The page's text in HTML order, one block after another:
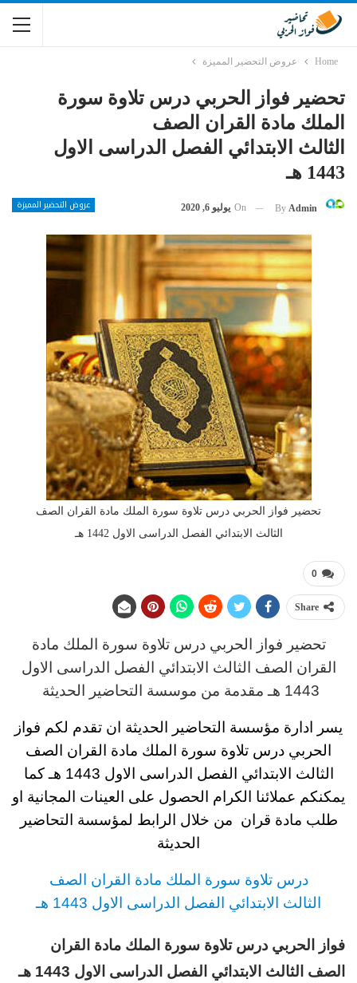
Home عروض التحضير المميزة
تحضير فواز الحربي درس تلاوة سورة
الملك مادة القران الصف
الثالث الابتدائي الفصل الدراسى الاول
1443 هـ
عروض التحضير المميزة By Admin
On يوليو 6, 2020
تحضير فواز الحربي درس تلاوة سورة الملك مادة القران الصف
الثالث الابتدائي الفصل الدراسى الاول 1442 هـ
0
Share
تحضير فواز الحربي درس تلاوة سورة الملك مادة
القران
الصف الثالث الابتدائي الفصل الدراسى الاول
1443 هـ
مقدمة من موسسة التحاضير الحديثة
يسر ادارة مؤسسة التحاضير الحديثة ان تقدم لكم فواز
الحربي درس تلاوة سورة الملك مادة القران الصف
الثالث الابتدائي الفصل الدراسى الاول 1443 هـكما
يمكنكم عملائنا الكرام الحصول على العينات المجانية او
طلب مادة قران من خلال الرابط لمؤسسة التحاضير
الحديثة
درس تلاوة سورة الملك مادة القران
الصف
الثالث الابتدائي الفصل الدراسى الاول 1443 هـ
فواز الحربي درس تلاوة سورة الملك مادة القران
الصف الثالث الابتدائي الفصل الدراسى الاول 1443 هـ